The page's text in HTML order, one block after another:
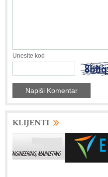
Unesite kod
KLIJENTI